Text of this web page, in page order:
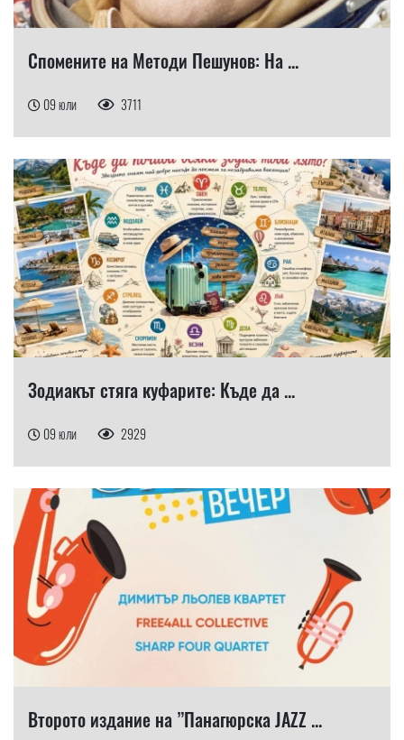
Спомените на Методи Пешунов: На ...
09 юли 3711
Зодиакът стяга куфарите: Къде да ...
09 юли 2929
Второто издание на ”Панагюрска JAZZ ...